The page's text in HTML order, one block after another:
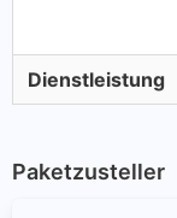
Dienstleistung
Paketzusteller